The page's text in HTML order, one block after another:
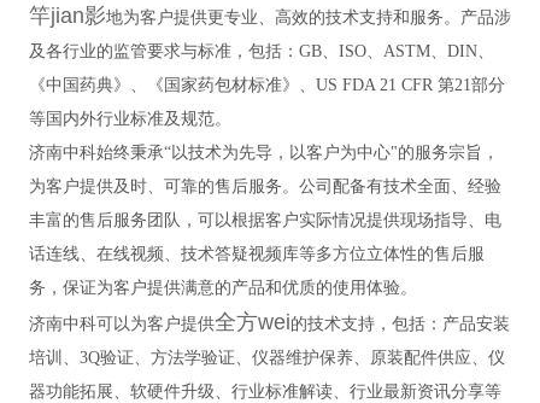
竿jian影地为客户提供更专业、高效的技术支持和服务。产品涉
及各行业的监管要求与标准，包括：GB、ISO、ASTM、DIN、
《中国药典》、《国家药包材标准》、US FDA 21 CFR 第21部分
等国内外行业标准及规范。
济南中科始终秉承“以技术为先导，以客户为中心"的服务宗旨，
为客户提供及时、可靠的售后服务。公司配备有技术全面、经验
丰富的售后服务团队，可以根据客户实际情况提供现场指导、电
话连线、在线视频、技术答疑视频库等多方位立体性的售后服
务，保证为客户提供满意的产品和优质的使用体验。
济南中科可以为客户提供全方wei的技术支持，包括：产品安装
培训、3Q验证、方法学验证、仪器维护保养、原装配件供应、仪
器功能拓展、软硬件升级、行业标准解读、行业最新资讯分享等